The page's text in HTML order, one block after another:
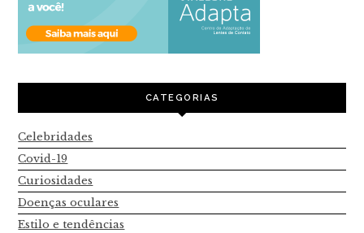
CATEGORIAS
Celebridades
Covid-19
Curiosidades
Doenças oculares
Estilo e tendências